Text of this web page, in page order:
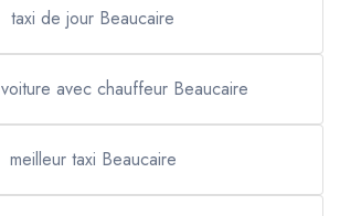
taxi de jour Beaucaire
avec chauffeur Beaucaire
meilleur taxi Beaucaire